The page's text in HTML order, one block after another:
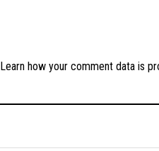
Learn how your comment data is